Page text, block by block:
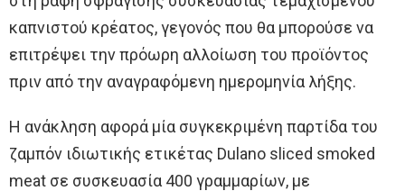
καπνιστού κρέατος, γεγονός που θα μπορούσε να
επιτρέψει την πρόωρη αλλοίωση του προϊόντος
πριν από την αναγραφόμενη ημερομηνία λήξης.
Η ανάκληση αφορά μία συγκεκριμένη παρτίδα του
ζαμπόν ιδιωτικής ετικέτας Dulano sliced smoked
meat σε συσκευασία 400 γραμμαρίων, με